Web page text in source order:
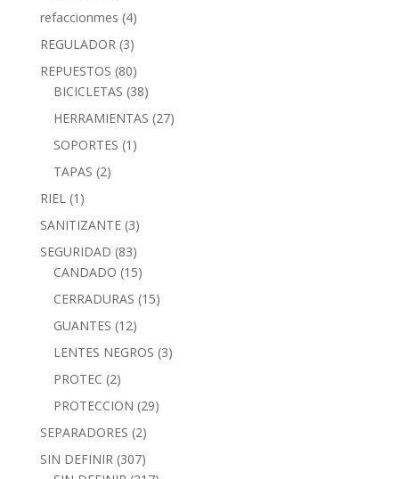
refaccionmes (4)
REGULADOR (3)
REPUESTOS (80)
BICICLETAS (38)
HERRAMIENTAS (27)
SOPORTES (1)
TAPAS (2)
RIEL (1)
SANITIZANTE (3)
SEGURIDAD (83)
CANDADO (15)
CERRADURAS (15)
GUANTES (12)
LENTES NEGROS (3)
PROTEC (2)
PROTECCION (29)
SEPARADORES (2)
SIN DEFINIR (307)